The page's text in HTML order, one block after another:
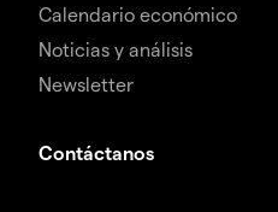
Calendario económico
Noticias y análisis
Newsletter
Contáctanos